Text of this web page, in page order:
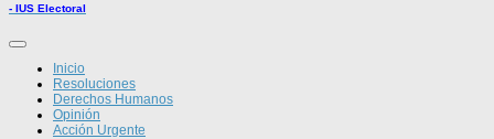
- IUS Electoral
Inicio
Resoluciones
Derechos Humanos
Opinión
Acción Urgente